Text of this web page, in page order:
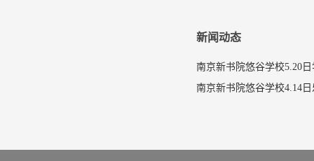
新闻动态
南京新书院悠谷学校5.20